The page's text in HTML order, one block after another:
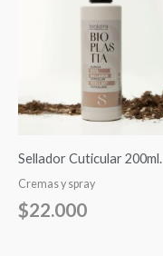
Sellador Cuticular 200ml.
Cremas y spray
$22.000